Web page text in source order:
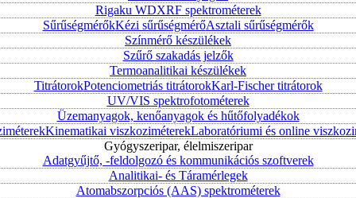
Rigaku WDXRF spektrométerek
SűrűségmérőkKézi sűrűségmérőAsztali sűrűségmérők
Színmérő készülékek
Szűrő szakadás jelzők
Termoanalitikai készülékek
TitrátorokPotenciometriás titrátorokKarl-Fischer titrátorok
UV/VIS spektrofotométerek
Üzemanyagok, kenőanyagok és hűtőfolyadékok
Kinematikai viszkoziméterekLaboratóriumi és online
Gyógyszeripar, élelmiszeripar
Adatgyűjtő, -feldolgozó és kommunikációs szoftverek
Analitikai- és Táramérlegek
Atomabszorpciós (AAS) spektrométerek